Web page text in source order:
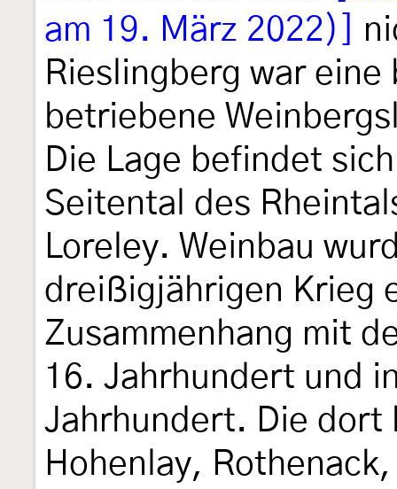
am 19. März 2022)]
Rieslingberg war
betriebene
Die Lage befindet
Seitental des
Loreley. Weinbau
dreißigjährigen Krieg
Zusammenhang mit
16. Jahrhundert und
Jahrhundert. Die dort
Hohenlay,